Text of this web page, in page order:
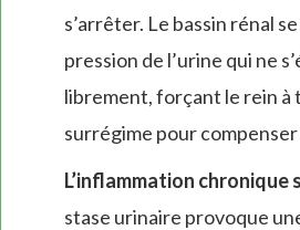
s’arrêter. Le bassin rénal
pression de l’urine qui ne
librement, forçant le rein à
surrégime pour
L’inflammation chronique
stase urinaire provoque